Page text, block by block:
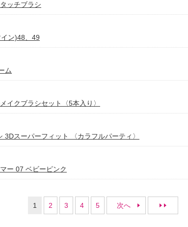
ッチブラシ
ン)48、49
ム
イクブラシセット〈5本入り〉
3Dスーパーフィット 〈カラフルパーティ〉
ー 07 ベビーピンク
1 2 3 4 5 次へ